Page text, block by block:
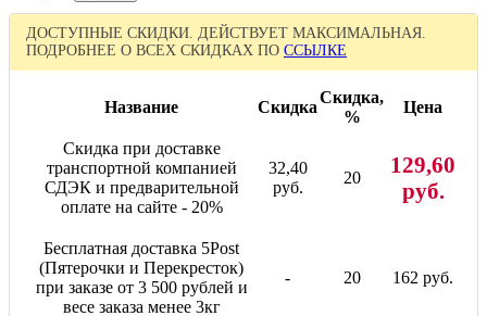
ДОСТУПНЫЕ СКИДКИ. ДЕЙСТВУЕТ МАКСИМАЛЬНАЯ.
ПОДРОБНЕЕ О ВСЕХ СКИДКАХ ПО ССЫЛКЕ
Название Скидка
Скидка,
%
Цена
Скидка при доставке
транспортной компанией
СДЭК и предварительной
оплате на сайте - 20%
32,40
руб.
20
129,60
руб.
Бесплатная доставка 5Post
(Пятерочки и Перекресток)
при заказе от 3 500 рублей и
весе заказа менее 3кг
- 20 162 руб.